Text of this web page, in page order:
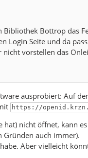
Bibliothek Bottrop das
Login Seite und da
vorstellen das
ausprobiert: Auf
https://
nicht öffnet, kann
Gründen auch immer).
Aber vielleicht